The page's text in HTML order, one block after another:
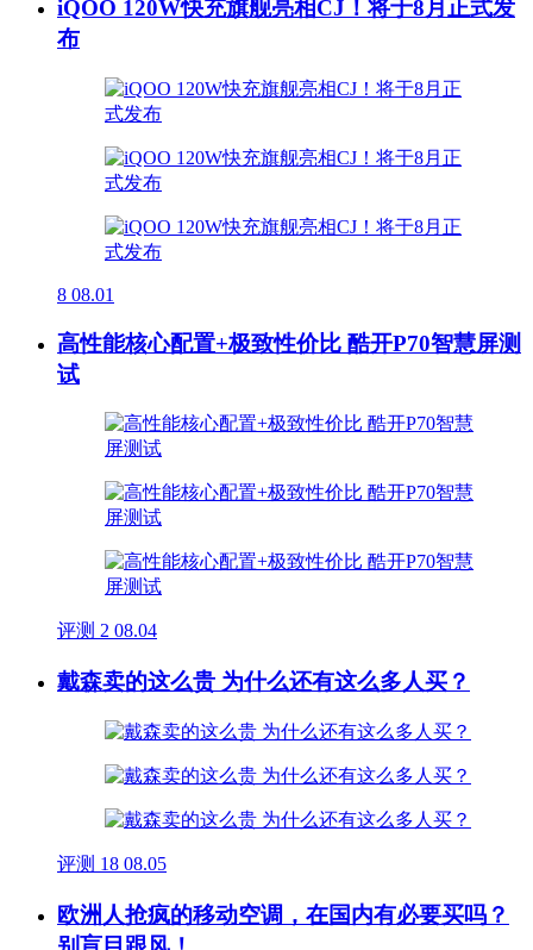
iQOO 120W快充旗舰亮相CJ！将于8月正式发
布
8 08.01
高性能核心配置+极致性价比 酷开P70智慧屏测
试
评测 2 08.04
戴森卖的这么贵 为什么还有这么多人买？
评测 18 08.05
欧洲人抢疯的移动空调，在国内有必要买吗？